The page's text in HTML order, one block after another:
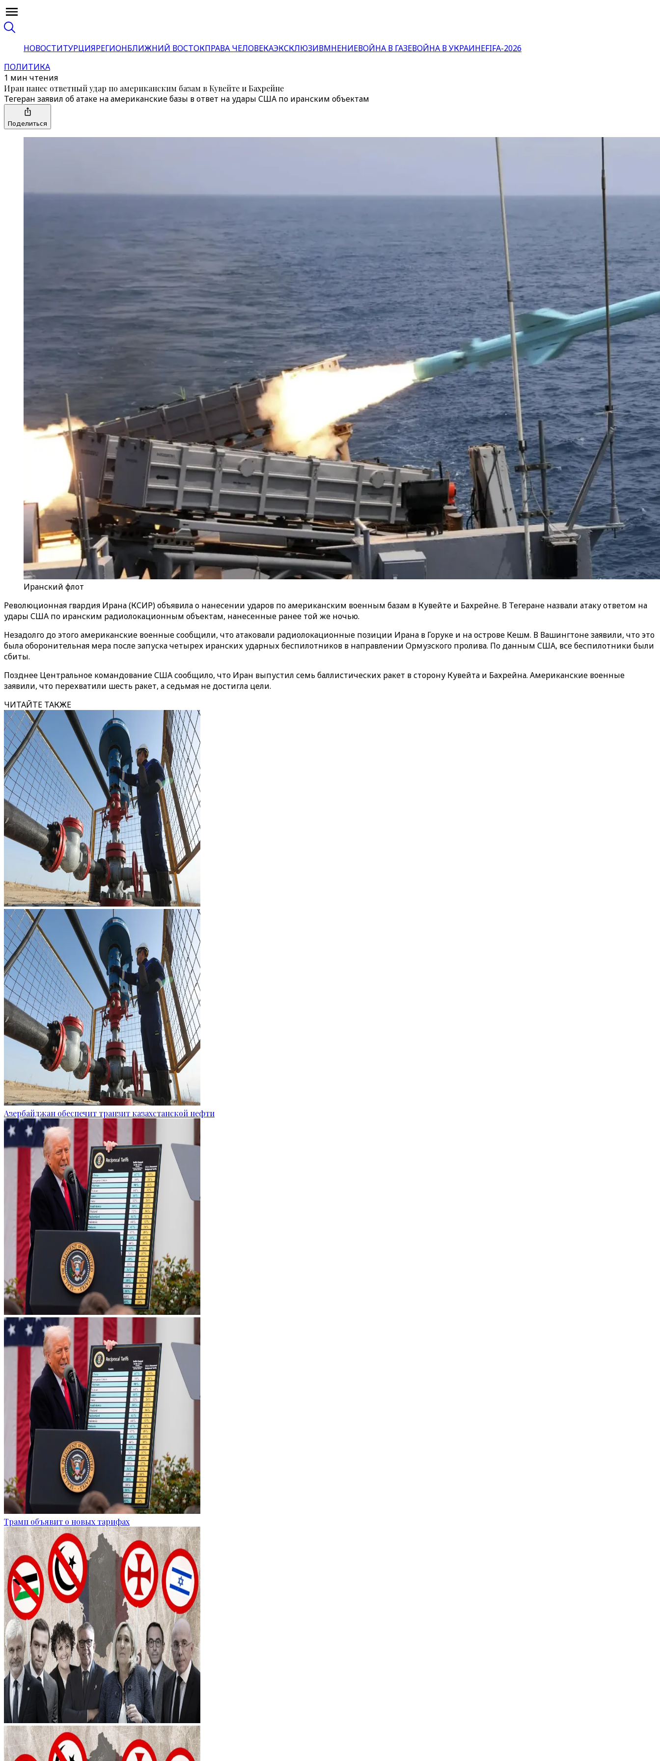
НОВОСТИТУРЦИЯРЕГИОНБЛИЖНИЙ ВОСТОКПРАВА ЧЕЛОВЕКАЭКСКЛЮЗИВМНЕНИЕВОЙНА В ГАЗЕВОЙНА В УКРАИНЕFIFA-2026
ПОЛИТИКА
1 мин чтения
Иран нанес ответный удар по американским базам в Кувейте и Бахрейне
Тегеран заявил об атаке на американские базы в ответ на удары США по иранским объектам
Поделиться
Иранский флот
Революционная гвардия Ирана (КСИР) объявила о нанесении ударов по американским военным базам в Кувейте и Бахрейне. В Тегеране назвали атаку ответом на
удары США по иранским радиолокационным объектам, нанесенные ранее той же ночью.
Незадолго до этого американские военные сообщили, что атаковали радиолокационные позиции Ирана в Горуке и на острове Кешм. В Вашингтоне заявили, что это
была оборонительная мера после запуска четырех иранских ударных беспилотников в направлении Ормузского пролива. По данным США, все беспилотники были
сбиты.
Позднее Центральное командование США сообщило, что Иран выпустил семь баллистических ракет в сторону Кувейта и Бахрейна. Американские военные
заявили, что перехватили шесть ракет, а седьмая не достигла цели.
ЧИТАЙТЕ ТАКЖЕ
Азербайджан обеспечит транзит казахстанской нефти
Трамп объявит о новых тарифах